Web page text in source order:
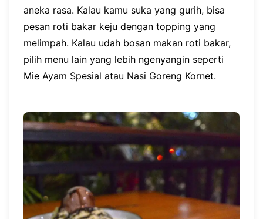
aneka rasa. Kalau kamu suka yang gurih, bisa
pesan roti bakar keju dengan topping yang
melimpah. Kalau udah bosan makan roti bakar,
pilih menu lain yang lebih ngenyangin seperti
Mie Ayam Spesial atau Nasi Goreng Kornet.